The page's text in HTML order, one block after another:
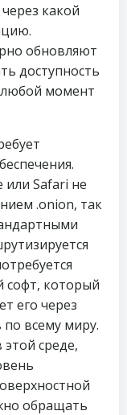
какой
обновляют
доступность
любой момент
Safari не
.onion, так
софт, который
его через
всему миру.
среде,
обращать